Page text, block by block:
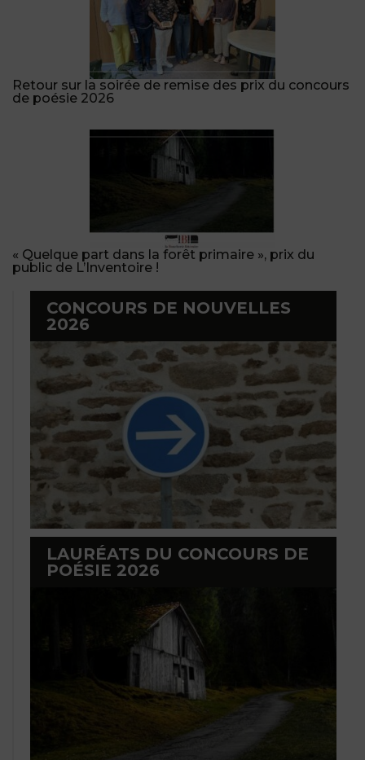
Retour sur la soirée de remise des prix du concours
de poésie 2026
« Quelque part dans la forêt primaire », prix du
public de L’Inventoire !
CONCOURS DE NOUVELLES
2026
LAURÉATS DU CONCOURS DE
POÉSIE 2026